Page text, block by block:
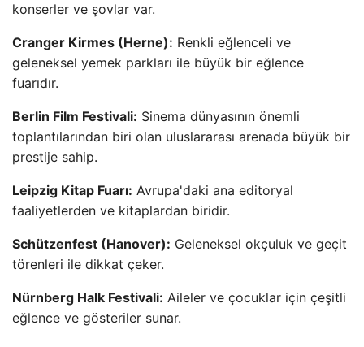
konserler ve şovlar var.
Cranger Kirmes (Herne): Renkli eğlenceli ve
geleneksel yemek parkları ile büyük bir eğlence
fuarıdır.
Berlin Film Festivali: Sinema dünyasının önemli
toplantılarından biri olan uluslararası arenada büyük bir
prestije sahip.
Leipzig Kitap Fuarı: Avrupa'daki ana editoryal
faaliyetlerden ve kitaplardan biridir.
Schützenfest (Hanover): Geleneksel okçuluk ve geçit
törenleri ile dikkat çeker.
Nürnberg Halk Festivali: Aileler ve çocuklar için çeşitli
eğlence ve gösteriler sunar.